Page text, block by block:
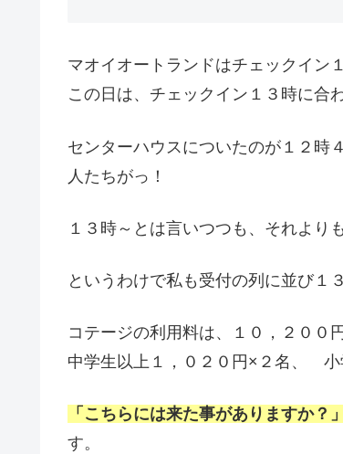
マオイオートランドはチェックイン
この日は、チェックイン１３時に合
センターハウスについたのが１２時
人たちがっ！
１３時～とは言いつつも、それより
というわけで私も受付の列に並び１
コテージの利用料は、１０，２００円
中学生以上１，０２０円×２名、
「こちらには来た事がありますか？」
す。